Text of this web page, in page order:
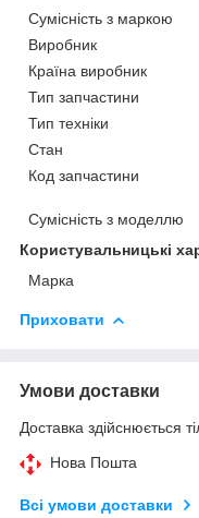
Сумісність з маркою
Виробник
Країна виробник
Тип запчастини
Тип техніки
Стан
Код запчастини
Сумісність з моделлю
Користувальницькі
Марка
Приховати
Умови доставки
Доставка здійснюється
Нова Пошта
Всі умови доставки